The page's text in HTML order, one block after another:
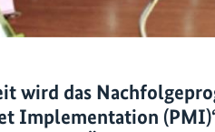
wird das
Implementation